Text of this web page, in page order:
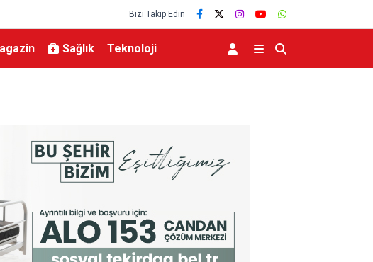
Bizi Takip Edin
Sağlık Teknoloji
karadan müdahale başlatıldı